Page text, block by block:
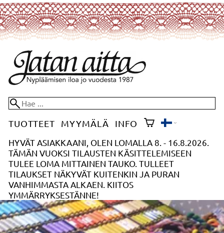
TUOTTEET MYYMÄLÄ
INFO
HYVÄT ASIAKKAANI, OLEN LOMALLA 8. - 16.8.2026.
TÄMÄN VUOKSI TILAUSTEN KÄSITTELEMISEEN
TULEE LOMA MITTAINEN TAUKO. TULLEET
TILAUKSET NÄKYVÄT KUITENKIN JA PURAN
VANHIMMASTA ALKAEN. KIITOS
YMMÄRRYKSESTÄNNE!